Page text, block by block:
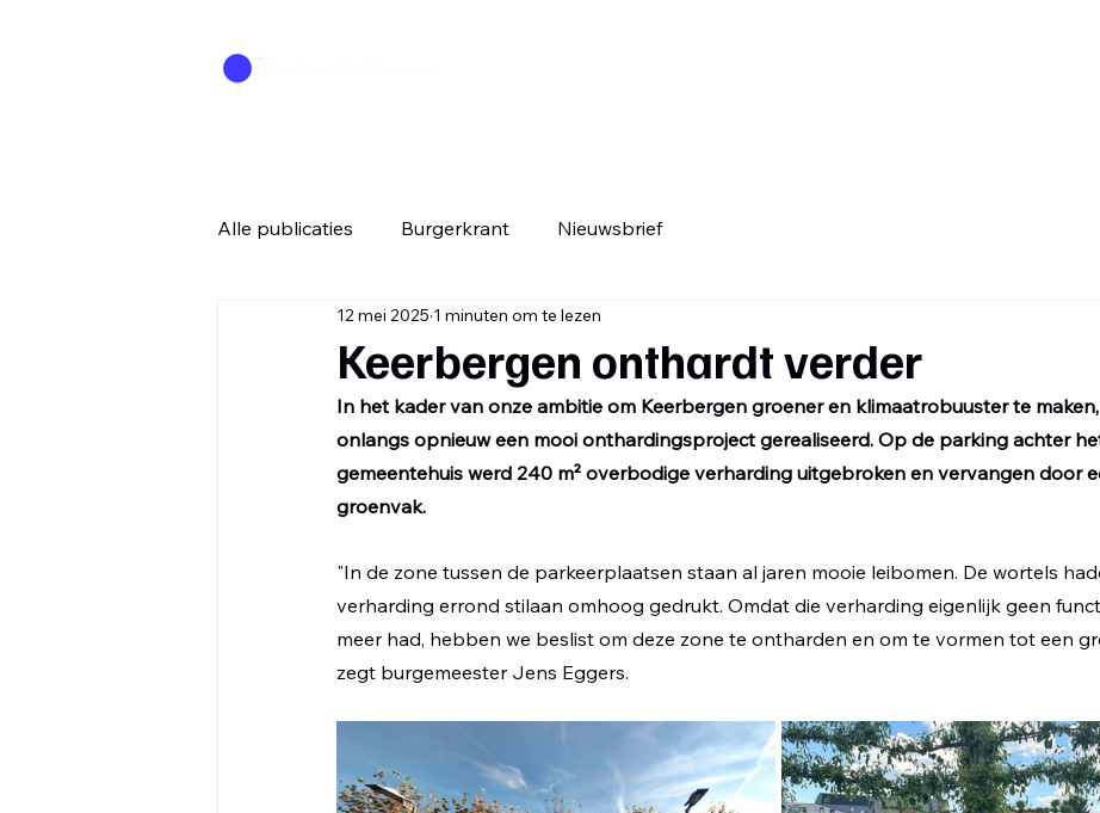
Alle publicaties Burgerkrant Nieuwsbrief
Keerbergen onthardt verder
12 mei 2025 1 minuten om te lezen
In het kader van onze ambitie om Keerbergen groener en klimaatrobuuster te
onlangs opnieuw een mooi onthardingsproject gerealiseerd. Op de parking achter
gemeentehuis werd 240 m² overbodige verharding uitgebroken en vervangen door
groenvak.
"In de zone tussen de parkeerplaatsen staan al jaren mooie leibomen. De wortels
verharding errond stilaan omhoog gedrukt. Omdat die verharding eigenlijk geen
meer had, hebben we beslist om deze zone te ontharden en om te vormen tot een
zegt burgemeester Jens Eggers.